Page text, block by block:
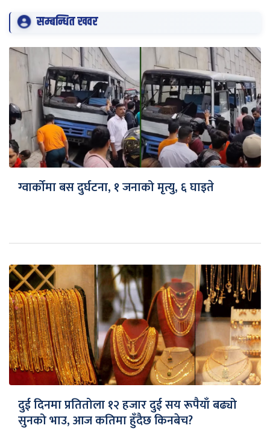
सम्बन्धित खवर
ग्वार्कोमा बस दुर्घटना, १ जनाको मृत्यु, ६ घाइते
दुई दिनमा प्रतितोला १२ हजार दुई सय रूपैयाँ बढ्यो
सुनको भाउ, आज कतिमा हुँदैछ किनबेच?